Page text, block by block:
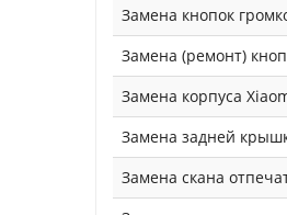
Замена кнопок
Замена (ремонт)
Замена корпуса
Замена задней
Замена скана